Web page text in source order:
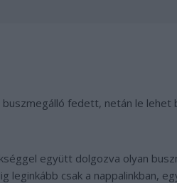
fedett, netán le lehet
együtt dolgozva olyan
csak a nappalinkban,